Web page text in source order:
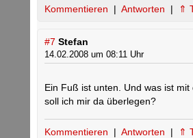
Kommentieren | Antworten | ⇑
#7 Stefan
14.02.2008 um 08:11 Uhr
Ein Fuß ist unten. Und was ist mit
soll ich mir da überlegen?
Kommentieren | Antworten | ⇑